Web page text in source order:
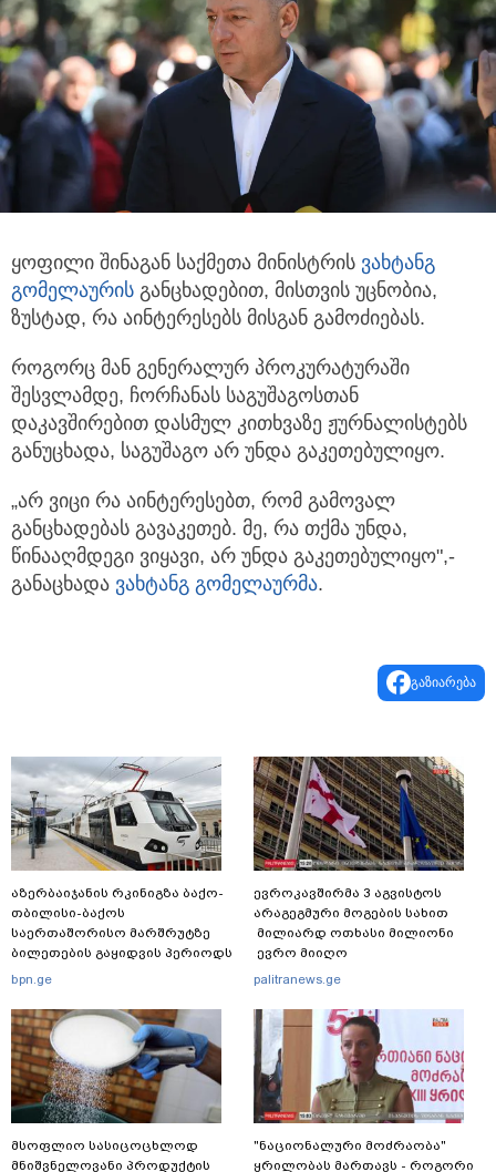
ყოფილი შინაგან საქმეთა მინისტრის ვახტანგ
გომელაურის განცხადებით, მისთვის უცნობია,
ზუსტად, რა აინტერესებს მისგან გამოძიებას.
როგორც მან გენერალურ პროკურატურაში
შესვლამდე, ჩორჩანას საგუშაგოსთან
დაკავშირებით დასმულ კითხვაზე ჟურნალისტებს
განუცხადა, საგუშაგო არ უნდა გაკეთებულიყო.
„არ ვიცი რა აინტერესებთ, რომ გამოვალ
განცხადებას გავაკეთებ. მე, რა თქმა უნდა,
წინააღმდეგი ვიყავი, არ უნდა გაკეთებულიყო",-
განაცხადა ვახტანგ გომელაურმა.
გაზიარება
აზერბაიჯანის რკინიგზა ბაქო-
თბილისი-ბაქოს
საერთაშორისო მარშრუტზე
ბილეთების გაყიდვის პერიოდს
ახანგრძლივებს
bpn.ge
მსოფლიო სასიცოცხლოდ
მნიშვნელოვანი პროდუქტის
ევროკავშირმა 3 აგვისტოს
არაგეგმური მოგების სახით
მილიარდ ოთხასი მილიონი
ევრო მიიღო
palitranews.ge
"ნაციონალური მოძრაობა"
ყრილობას მართავს - როგორი